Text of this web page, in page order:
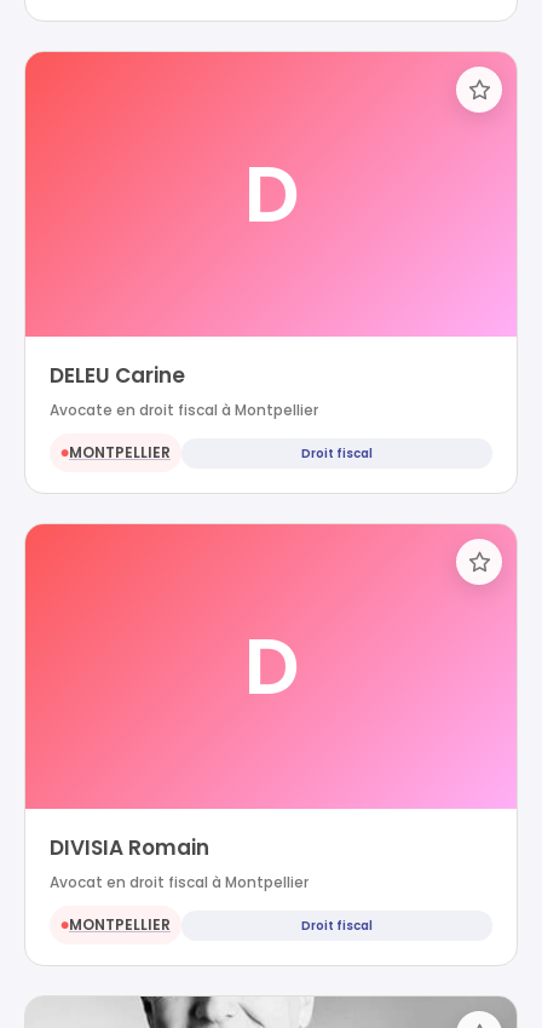
D
DELEU Carine
Avocate en droit fiscal à Montpellier
●MONTPELLIER Droit fiscal
D
DIVISIA Romain
Avocat en droit fiscal à Montpellier
●MONTPELLIER Droit fiscal